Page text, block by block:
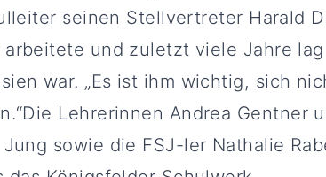
seinen Stellvertreter Harald
und zuletzt viele Jahre
war. „Es ist ihm wichtig, sich
Lehrerinnen Andrea Gentner
sowie die FSJ-ler Nathalie